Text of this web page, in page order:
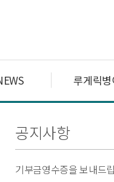
루게릭
공지사항
기부금영수증을 보내드